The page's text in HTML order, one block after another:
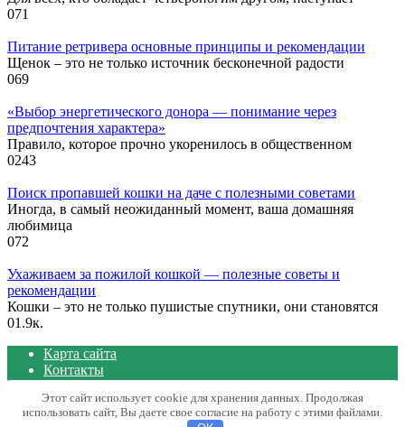
071
Питание ретривера основные принципы и рекомендации
Щенок – это не только источник бесконечной радости
069
«Выбор энергетического донора — понимание через
предпочтения характера»
Правило, которое прочно укоренилось в общественном
0243
Поиск пропавшей кошки на даче с полезными советами
Иногда, в самый неожиданный момент, ваша домашняя
любимица
072
Ухаживаем за пожилой кошкой — полезные советы и
рекомендации
Кошки – это не только пушистые спутники, они становятся
01.9к.
Карта сайта
Контакты
© 2026 Блог о животных
Этот сайт использует cookie для хранения данных. Продолжая
использовать сайт, Вы даете свое согласие на работу с этими файлами.